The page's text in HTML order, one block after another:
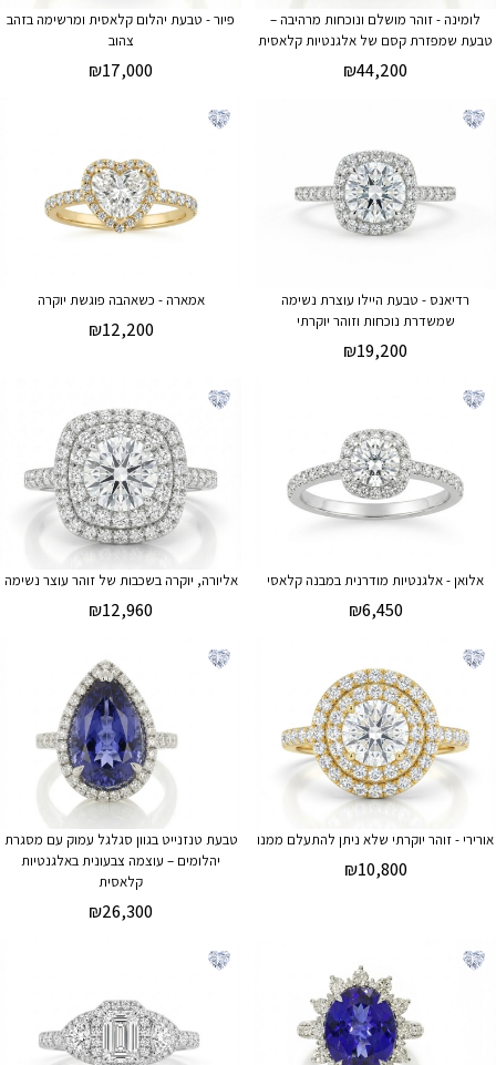
לומינה - זוהר מושלם ונוכחות מרהיבה –
טבעת שמפזרת קסם של אלגנטיות קלאסית
₪44,200
פיור - טבעת יהלום קלאסית ומרשימה בזהב
צהוב
₪17,000
רדיאנס - טבעת היילו עוצרת נשימה
שמשדרת נוכחות וזוהר יוקרתי
₪19,200
אמארה - כשאהבה פוגשת יוקרה
₪12,200
אלואן - אלגנטיות מודרנית במבנה קלאסי
₪6,450
אליורה, יוקרה בשכבות של זוהר עוצר נשימה
₪12,960
אורירי - זוהר יוקרתי שלא ניתן להתעלם ממנו
₪10,800
טבעת טנזנייט בגוון סגלגל עמוק עם מסגרת
יהלומים – עוצמה צבעונית באלגנטיות
קלאסית
₪26,300